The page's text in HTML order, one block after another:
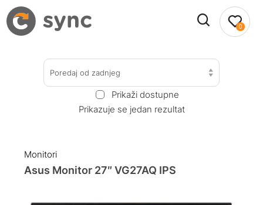
0
Poredaj od zadnjeg
Prikaži dostupne
Prikazuje se jedan rezultat
Monitori
Asus Monitor 27″ VG27AQ IPS